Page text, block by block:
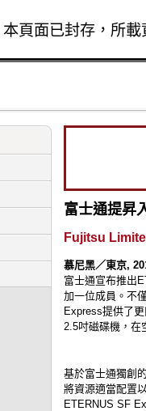
頁面已封存，所
富士通提昇
Fujitsu
慕尼黑／東京,
富士通宣布推出
加一位成員。不
Express提供了
2.5吋磁碟機，在
基於富士通獨創
將資源適當配置
ETERNUS SF